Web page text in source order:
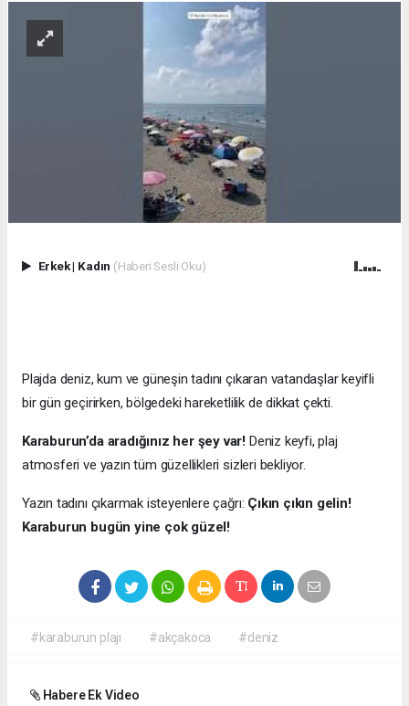
Erkek| Kadın (Haberi Sesli Oku)
Plajda deniz, kum ve güneşin tadını çıkaran vatandaşlar keyifli
bir gün geçirirken, bölgedeki hareketlilik de dikkat çekti.
Karaburun’da aradığınız her şey var! Deniz keyfi, plaj
atmosferi ve yazın tüm güzellikleri sizleri bekliyor.
Yazın tadını çıkarmak isteyenlere çağrı: Çıkın çıkın gelin!
Karaburun bugün yine çok güzel!
#karaburun plajı #akçakoca #deniz
Habere Ek Video